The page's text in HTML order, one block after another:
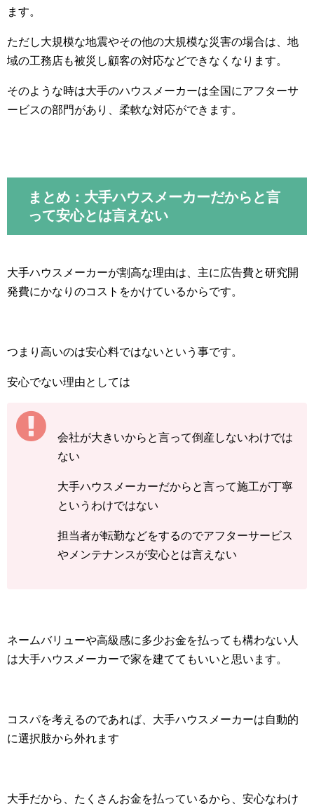
ます。
ただし大規模な地震やその他の大規模な災害の場合は、地
域の工務店も被災し顧客の対応などできなくなります。
そのような時は大手のハウスメーカーは全国にアフターサ
ービスの部門があり、柔軟な対応ができます。
まとめ：大手ハウスメーカーだからと言
って安心とは言えない
大手ハウスメーカーが割高な理由は、主に広告費と研究開
発費にかなりのコストをかけているからです。
つまり高いのは安心料ではないという事です。
安心でない理由としては
会社が大きいからと言って倒産しないわけでは
ない
大手ハウスメーカーだからと言って施工が丁寧
というわけではない
担当者が転勤などをするのでアフターサービス
やメンテナンスが安心とは言えない
ネームバリューや高級感に多少お金を払っても構わない人
は大手ハウスメーカーで家を建ててもいいと思います。
コスパを考えるのであれば、大手ハウスメーカーは自動的
に選択肢から外れます
大手だから、たくさんお金を払っているから、安心なわけ